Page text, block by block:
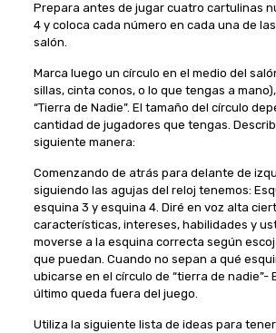
Prepara antes de jugar cuatro cartulinas
4 y coloca cada número en cada una de
salón.
Marca luego un círculo en el medio del
sillas, cinta conos, o lo que tengas a
“Tierra de Nadie”. El tamaño del círculo
cantidad de jugadores que tengas.
siguiente manera:
Comenzando de atrás para delante de
siguiendo las agujas del reloj tenemos:
esquina 3 y esquina 4. Diré en voz alta
características, intereses, habilidades y
moverse a la esquina correcta según
que puedan. Cuando no sepan a qué
ubicarse en el círculo de “tierra de nadie”-
último queda fuera del juego.
Utiliza la siguiente lista de ideas para